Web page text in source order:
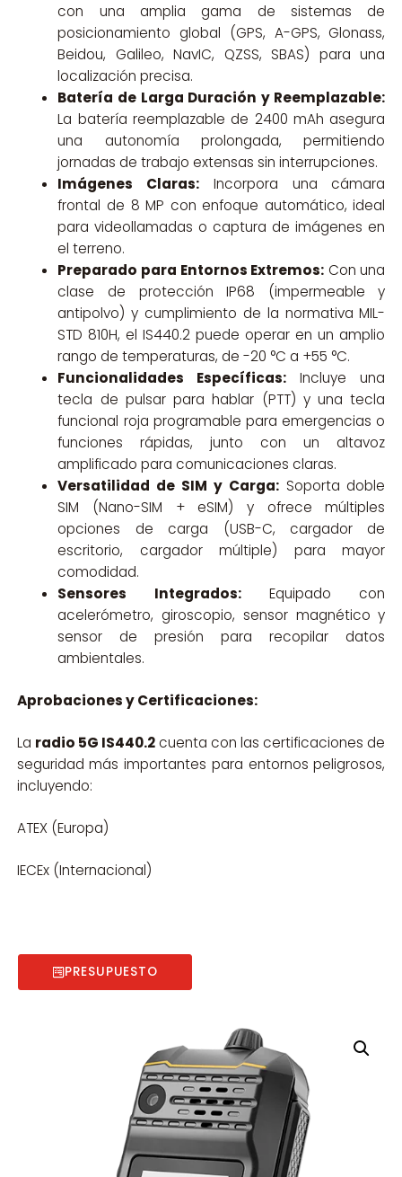
con una amplia gama de sistemas de
posicionamiento global (GPS, A-GPS, Glonass,
Beidou, Galileo, NavIC, QZSS, SBAS) para una
localización precisa.
Batería de Larga Duración y Reemplazable:
La batería reemplazable de 2400 mAh asegura
una autonomía prolongada, permitiendo
jornadas de trabajo extensas sin interrupciones.
Imágenes Claras: Incorpora una cámara
frontal de 8 MP con enfoque automático, ideal
para videollamadas o captura de imágenes en
el terreno.
Preparado para Entornos Extremos: Con una
clase de protección IP68 (impermeable y
antipolvo) y cumplimiento de la normativa MIL-
STD 810H, el IS440.2 puede operar en un amplio
rango de temperaturas, de -20 °C a +55 °C.
Funcionalidades Específicas: Incluye una
tecla de pulsar para hablar (PTT) y una tecla
funcional roja programable para emergencias o
funciones rápidas, junto con un altavoz
amplificado para comunicaciones claras.
Versatilidad de SIM y Carga:Soporta doble
SIM (Nano-SIM + eSIM) y ofrece múltiples
opciones de carga (USB-C, cargador de
escritorio, cargador múltiple) para mayor
comodidad.
Sensores Integrados:Equipado con
acelerómetro, giroscopio, sensor magnético y
sensor de presión para recopilar datos
ambientales.
Aprobaciones y Certificaciones:
La radio 5G IS440.2cuenta con las certificaciones de
seguridad más importantes para entornos peligrosos,
incluyendo:
ATEX (Europa)
IECEx (Internacional)
PRESUPUESTO